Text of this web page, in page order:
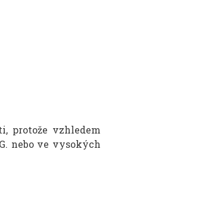
protože vzhledem
nebo ve vysokých